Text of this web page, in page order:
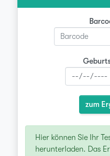
zum
Hier können Sie Ihr
herunterladen. Das